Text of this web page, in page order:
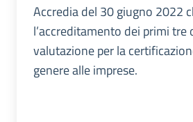
Accredia del 30 giugno 2022
l’accreditamento dei primi tre
valutazione per la
genere alle imprese.